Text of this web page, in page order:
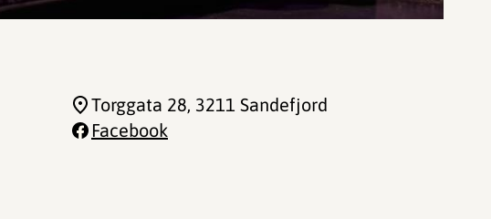
Torggata 28, 3211 Sandefjord
Facebook